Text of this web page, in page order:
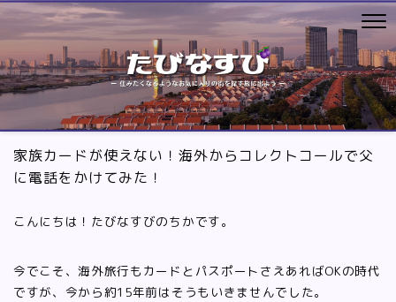
家族カードが使えない！海外からコレクトコールで父
に電話をかけてみた！
こんにちは！たびなすびのちかです。
今でこそ、海外旅行もカードとパスポートさえあればOKの時代
ですが、今から約15年前はそうもいきませんでした。